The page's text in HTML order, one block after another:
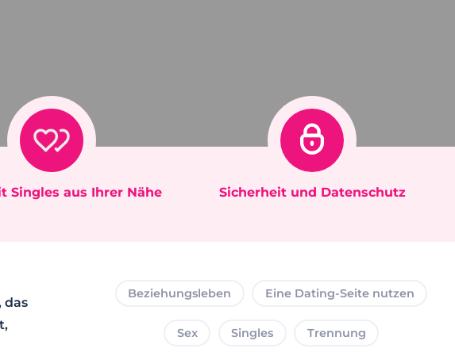
Singles aus Ihrer Nähe Sicherheit und Datenschutz
das
Beziehungsleben Eine Dating-Seite nutzen
Sex Singles Trennung